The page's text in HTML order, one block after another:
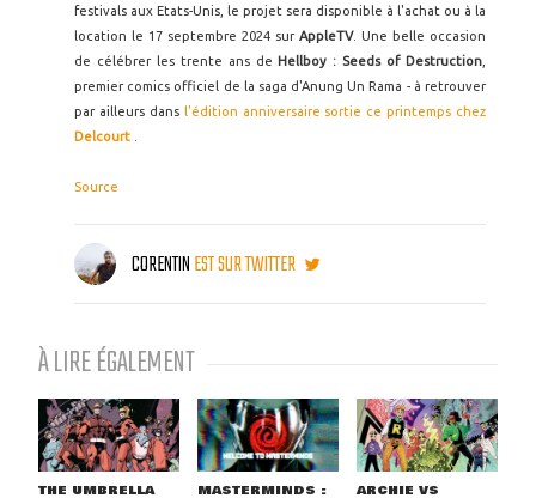
festivals aux Etats-Unis, le projet sera disponible à l'achat ou à la
location le 17 septembre 2024 sur AppleTV. Une belle occasion
de célébrer les trente ans de Hellboy : Seeds of Destruction
premier comics officiel de la saga d'Anung Un Rama - à retrouver
par ailleurs dans
l'édition anniversaire sortie ce printemps chez
Delcourt
Source
CORENTINEST SUR TWITTER
À LIRE ÉGALEMENT
THE UMBRELLA MASTERMINDS : ARCHIE VS